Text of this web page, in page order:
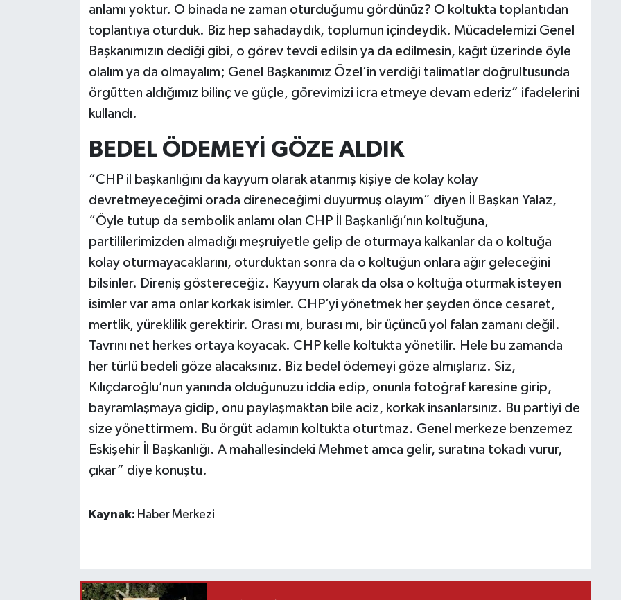
anlamı yoktur. O binada ne zaman oturduğumu gördünüz? O koltukta toplantıdan
toplantıya oturduk. Biz hep sahadaydık, toplumun içindeydik. Mücadelemizi Genel
Başkanımızın dediği gibi, o görev tevdi edilsin ya da edilmesin, kağıt üzerinde öyle
olalım ya da olmayalım; Genel Başkanımız Özel’in verdiği talimatlar doğrultusunda
örgütten aldığımız bilinç ve güçle, görevimizi icra etmeye devam ederiz” ifadelerini
kullandı.
BEDEL ÖDEMEYİ GÖZE ALDIK
“CHP il başkanlığını da kayyum olarak atanmış kişiye de kolay kolay
devretmeyeceğimi orada direneceğimi duyurmuş olayım” diyen İl Başkan Yalaz,
“Öyle tutup da sembolik anlamı olan CHP İl Başkanlığı’nın koltuğuna,
partililerimizden almadığı meşruiyetle gelip de oturmaya kalkanlar da o koltuğa
kolay oturmayacaklarını, oturduktan sonra da o koltuğun onlara ağır geleceğini
bilsinler. Direniş göstereceğiz. Kayyum olarak da olsa o koltuğa oturmak isteyen
isimler var ama onlar korkak isimler. CHP’yi yönetmek her şeyden önce cesaret,
mertlik, yüreklilik gerektirir. Orası mı, burası mı, bir üçüncü yol falan zamanı değil.
Tavrını net herkes ortaya koyacak. CHP kelle koltukta yönetilir. Hele bu zamanda
her türlü bedeli göze alacaksınız. Biz bedel ödemeyi göze almışlarız. Siz,
Kılıçdaroğlu’nun yanında olduğunuzu iddia edip, onunla fotoğraf karesine girip,
bayramlaşmaya gidip, onu paylaşmaktan bile aciz, korkak insanlarsınız. Bu partiyi de
size yönettirmem. Bu örgüt adamın koltukta oturtmaz. Genel merkeze benzemez
Eskişehir İl Başkanlığı. A mahallesindeki Mehmet amca gelir, suratına tokadı vurur,
çıkar” diye konuştu.
Kaynak: Haber Merkezi